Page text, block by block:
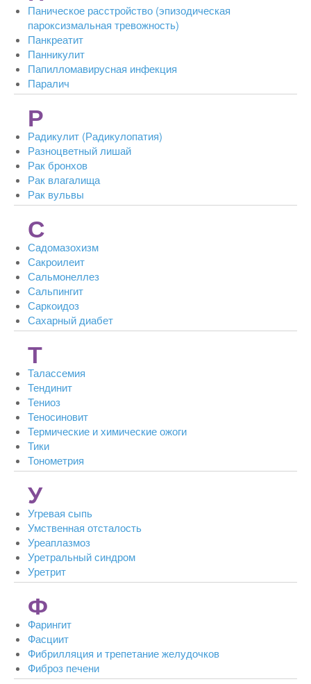
Паническое расстройство (эпизодическая
пароксизмальная тревожность)
Панкреатит
Панникулит
Папилломавирусная инфекция
Паралич
Р
Радикулит (Радикулопатия)
Разноцветный лишай
Рак бронхов
Рак влагалища
Рак вульвы
С
Садомазохизм
Сакроилеит
Сальмонеллез
Сальпингит
Саркоидоз
Сахарный диабет
Т
Талассемия
Тендинит
Тениоз
Теносиновит
Термические и химические ожоги
Тики
Тонометрия
У
Угревая сыпь
Умственная отсталость
Уреаплазмоз
Уретральный синдром
Уретрит
Ф
Фарингит
Фасциит
Фибрилляция и трепетание желудочков
Фиброз печени